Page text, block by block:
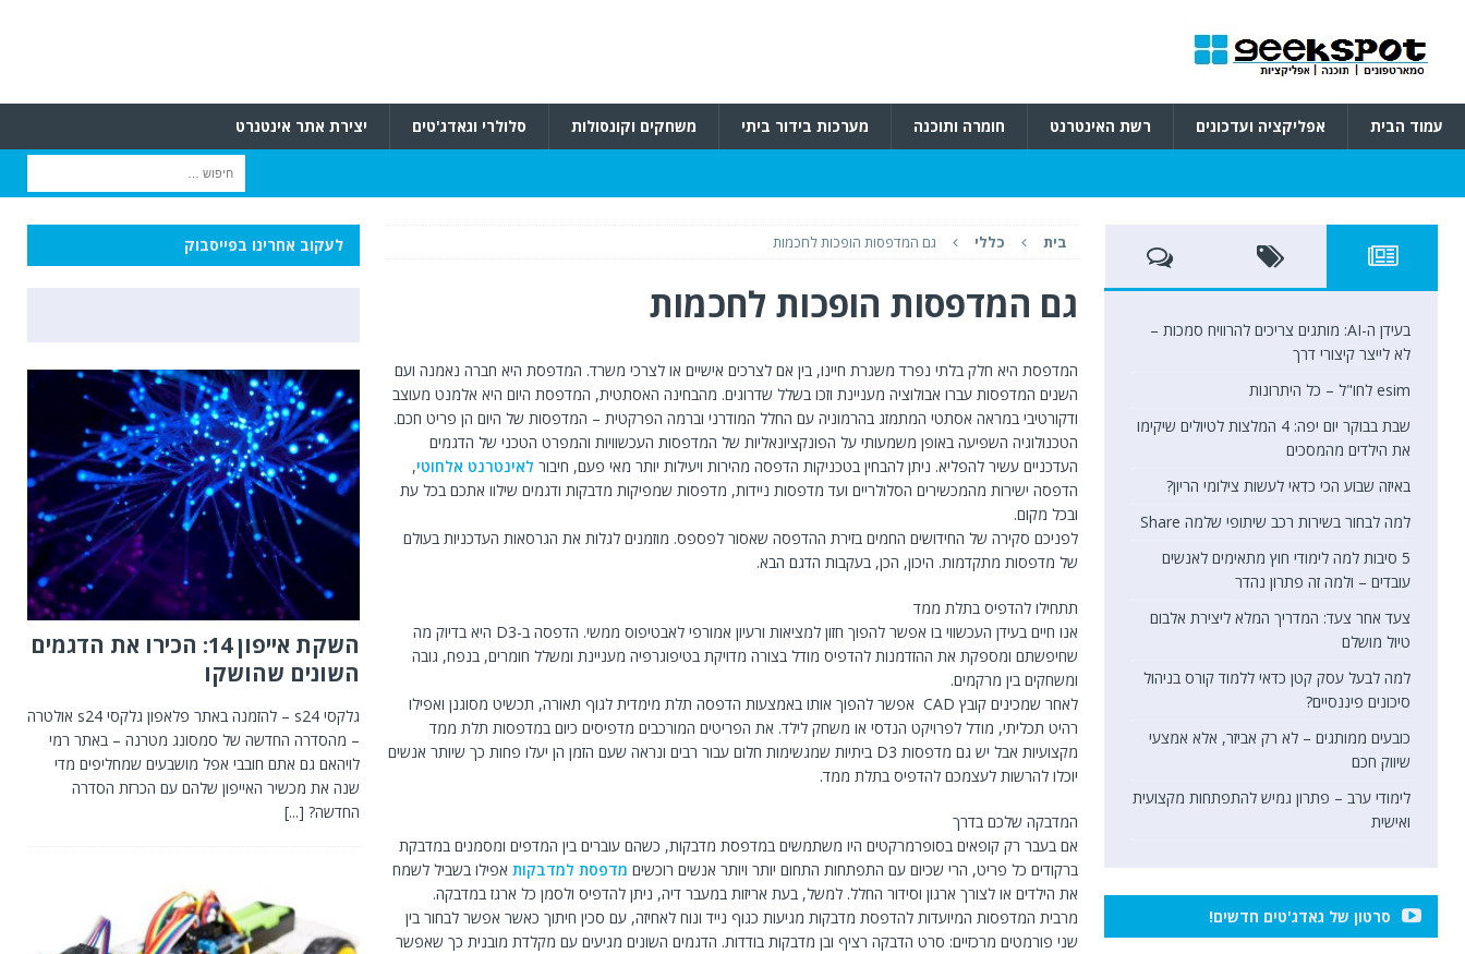
עמוד הבית אפליקציה ועדכונים רשת האינטרנט חומרה ותוכנה מערכות בידור ביתי משחקים וקונסולות סלולרי וגאדג'טים יצירת אתר אינטנרט
בית כללי גם המדפסות הופכות לחכמות
גם המדפסות הופכות לחכמות
המדפסת היא חלק בלתי נפרד משגרת חיינו, בין אם לצרכים אישיים או לצרכי משרד. המדפסת היא חברה נאמנה ועם
השנים המדפסות עברו אבולוציה מעניינת וזכו בשלל שדרוגים. מהבחינה האסתטית, המדפסת היום היא אלמנט מעוצב
ודקורטיבי במראה אסתטי המתמזג בהרמוניה עם החלל המודרני וברמה הפרקטית – המדפסות של היום הן פריט חכם.
הטכנולוגיה השפיעה באופן משמעותי על הפונקציונאליות של המדפסות העכשוויות והמפרט הטכני של הדגמים
העדכניים עשיר להפליא. ניתן להבחין בטכניקות הדפסה מהירות ויעילות יותר מאי פעם, חיבור לאינטרנט אלחוטי,
הדפסה ישירות מהמכשירים הסלולריים ועד מדפסות ניידות, מדפסות שמפיקות מדבקות ודגמים שילוו אתכם בכל עת
ובכל מקום.
לפניכם סקירה של החידושים החמים בזירת ההדפסה שאסור לפספס. מוזמנים לגלות את הגרסאות העדכניות בעולם
של מדפסות מתקדמות. היכון, הכן, בעקבות הדגם הבא.
תתחילו להדפיס בתלת ממד
אנו חיים בעידן העכשווי בו אפשר להפוך חזון למציאות ורעיון אמורפי לאבטיפוס ממשי. הדפסה ב-D3 היא בדיוק מה
שחיפשתם ומספקת את ההזדמנות להדפיס מודל בצורה מדויקת בטיפוגרפיה מעניינת ומשלל חומרים, בנפח, גובה
ומשחקים בין מרקמים.
לאחר שמכינים קובץ CAD אפשר להפוך אותו באמצעות הדפסה תלת מימדית לגוף תאורה, תכשיט מסוגנן ואפילו
רהיט תכליתי, מודל לפרויקט הנדסי או משחק לילד. את הפריטים המורכבים מדפיסים כיום במדפסות תלת ממד
מקצועיות אבל יש גם מדפסות D3 ביתיות שמגשימות חלום עבור רבים ונראה שעם הזמן הן יעלו פחות כך שיותר אנשים
יוכלו להרשות לעצמכם להדפיס בתלת ממד.
המדבקה שלכם בדרך
אם בעבר רק קופאים בסופרמרקטים היו משתמשים במדפסת מדבקות, כשהם עוברים בין המדפים ומסמנים במדבקת
ברקודים כל פריט, הרי שכיום עם התפתחות התחום יותר ויותר אנשים רוכשים מדפסת למדבקותאפילו בשביל לשמח
את הילדים או לצורך ארגון וסידור החלל. למשל, בעת אריזות במעבר דיה, ניתן להדפיס ולסמן כל ארגז במדבקה.
מרבית המדפסות המיועדות להדפסת מדבקות מגיעות כגוף נייד ונוח לאחיזה, עם סכין חיתוך כאשר אפשר לבחור בין
שני פורמטים מרכזיים: סרט הדבקה רציף ובן מדבקות בודדות. הדגמים השונים מגיעים עם מקלדת מובנית כך שאפשר
בעידן ה-AI: מותגים צריכים להרוויח סמכות –
לא לייצר קיצורי דרך
esim לחו"ל – כל היתרונות
שבת בבוקר יום יפה: 4 המלצות לטיולים שיקימו
את הילדים מהמסכים
באיזה שבוע הכי כדאי לעשות צילומי הריון?
למה לבחור בשירות רכב שיתופי שלמה Share
5 סיבות למה לימודי חוץ מתאימים לאנשים
עובדים – ולמה זה פתרון נהדר
צעד אחר צעד: המדריך המלא ליצירת אלבום
טיול מושלם
למה לבעל עסק קטן כדאי ללמוד קורס בניהול
סיכונים פיננסיים?
כובעים ממותגים – לא רק אביזר, אלא אמצעי
שיווק חכם
לימודי ערב – פתרון גמיש להתפתחות מקצועית
ואישית
סרטון של גאדג'טים חדשים!
לעקוב אחרינו בפייסבוק
השקת אייפון 14: הכירו את הדגמים
השונים שהושקו
גלקסי s24 – להזמנה באתר פלאפון גלקסי s24 אולטרה
– מהסדרה החדשה של סמסונג מטרנה – באתר רמי
לויהאם גם אתם חובבי אפל מושבעים שמחליפים מדי
שנה את מכשיר האייפון שלהם עם הכרזת הסדרה
החדשה? [...]